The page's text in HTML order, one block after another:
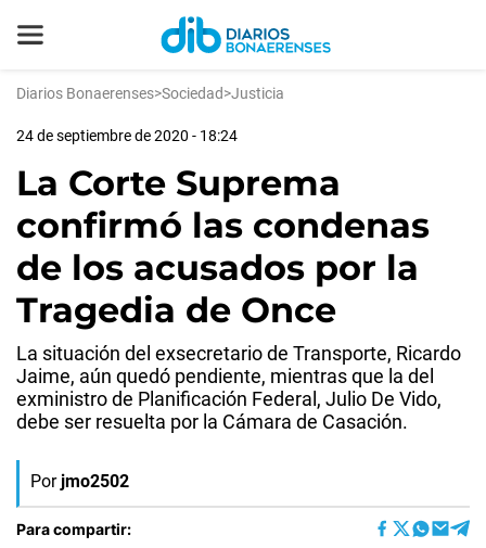
Diarios Bonaerenses>Sociedad>Justicia
24 de septiembre de 2020 - 18:24
La Corte Suprema
confirmó las condenas
de los acusados por la
Tragedia de Once
La situación del exsecretario de Transporte, Ricardo
Jaime, aún quedó pendiente, mientras que la del
exministro de Planificación Federal, Julio De Vido,
debe ser resuelta por la Cámara de Casación.
Por jmo2502
Para compartir: